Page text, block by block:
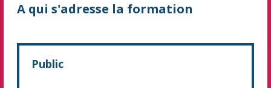
A qui s'adresse la formation
Public